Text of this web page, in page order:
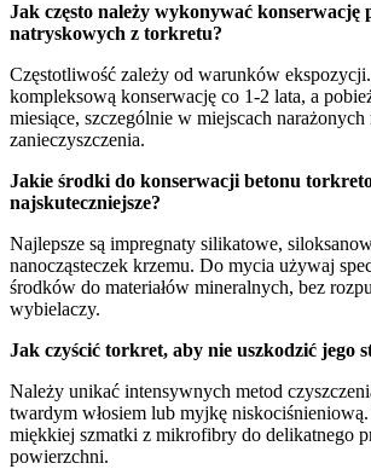
Jak często należy wykonywać konserwację
natryskowych z torkretu?
Częstotliwość zależy od warunków
kompleksową konserwację co 1-2 lata, a
miesiące, szczególnie w miejscach
zanieczyszczenia.
Jakie środki do konserwacji betonu
najskuteczniejsze?
Najlepsze są impregnaty silikatowe,
nanocząsteczek krzemu. Do mycia używaj
środków do materiałów mineralnych, bez
wybielaczy.
Jak czyścić torkret, aby nie uszkodzić jego
Należy unikać intensywnych metod
twardym włosiem lub myjkę
miękkiej szmatki z mikrofibry do delikatnego
powierzchni.